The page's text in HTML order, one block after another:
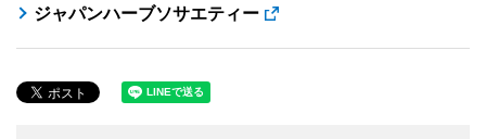
ジャパンハーブソサエティー